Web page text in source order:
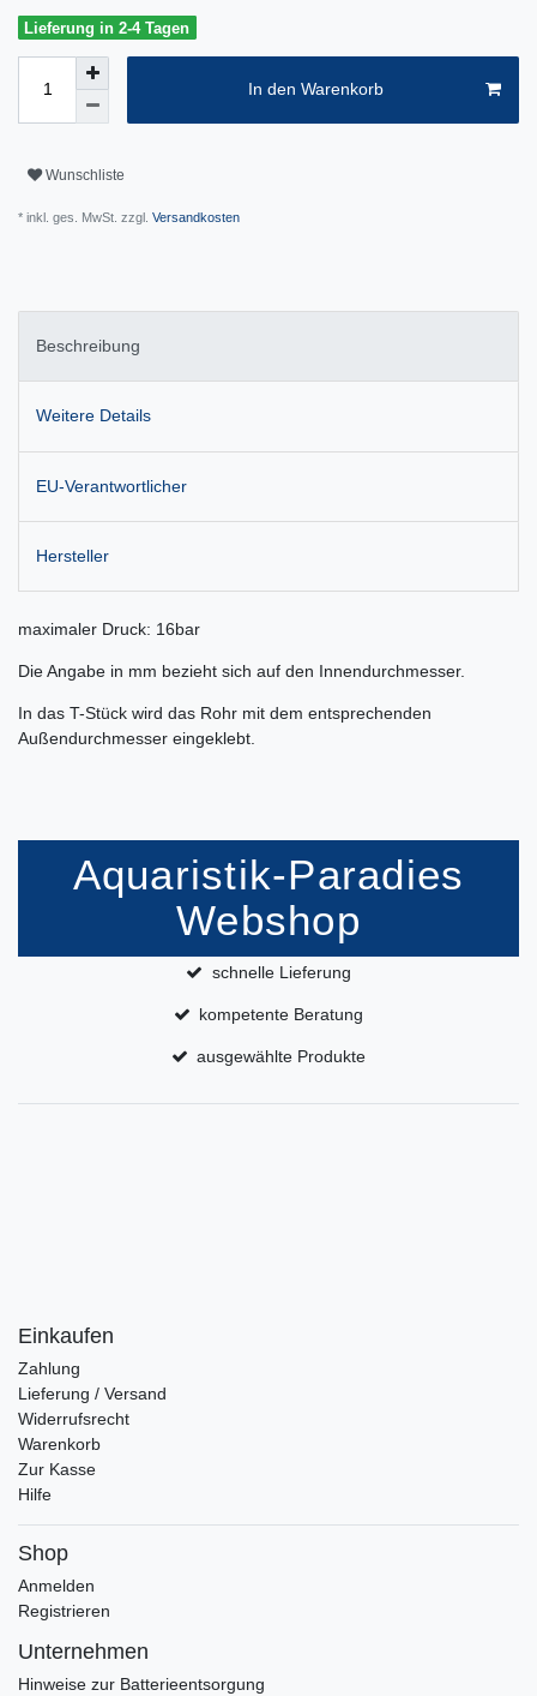
Lieferung in 2-4 Tagen
In den Warenkorb
Wunschliste
* inkl. ges. MwSt. zzgl. Versandkosten
Beschreibung
Weitere Details
EU-Verantwortlicher
Hersteller
maximaler Druck: 16bar
Die Angabe in mm bezieht sich auf den Innendurchmesser.
In das T-Stück wird das Rohr mit dem entsprechenden
Außendurchmesser eingeklebt.
Aquaristik-Paradies
Webshop
schnelle Lieferung
kompetente Beratung
ausgewählte Produkte
Einkaufen
Zahlung
Lieferung / Versand
Widerrufsrecht
Warenkorb
Zur Kasse
Hilfe
Shop
Anmelden
Registrieren
Unternehmen
Hinweise zur Batterieentsorgung